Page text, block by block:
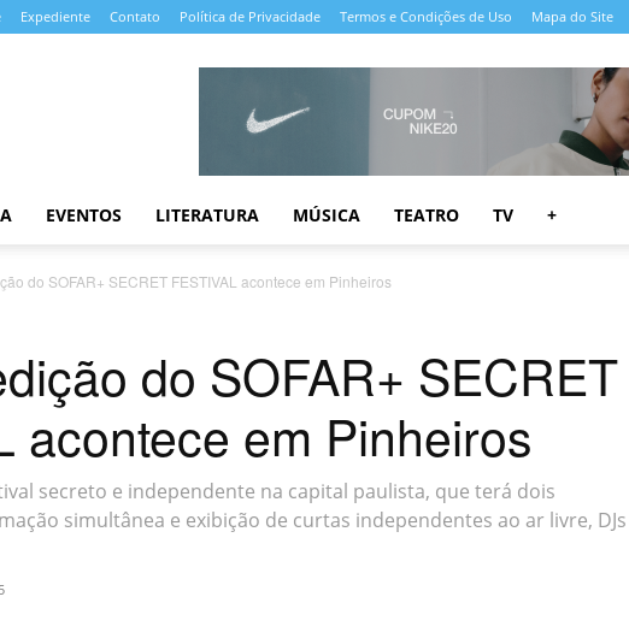
Expediente Contato Política de Privacidade Termos e Condições de Uso Mapa do Site
EVENTOS LITERATURA MÚSICA TEATRO TV +
do SOFAR+ SECRET FESTIVAL acontece em Pinheiros
do SOFAR+ SECRET
acontece em Pinheiros
secreto e independente na capital paulista, que terá dois
simultânea e exibição de curtas independentes ao ar livre, DJs